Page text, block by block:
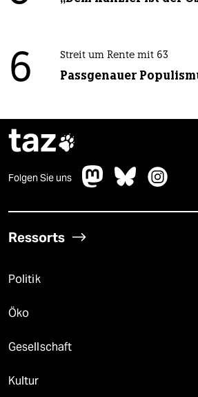
6 Streit um Rente mit 63
Passgenauer
taz
Folgen Sie uns
Ressorts
Politik
Öko
Gesellschaft
Kultur